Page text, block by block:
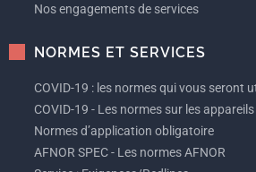
Nos engagements de services
NORMES ET SERVICES
COVID-19 : les normes qui vous seront
COVID-19 - Les normes sur les
Normes d’application obligatoire
AFNOR SPEC - Les normes AFNOR